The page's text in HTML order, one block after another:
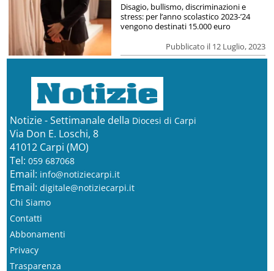
Pubblicato il 12 Luglio, 2023
Disagio, bullismo, discriminazioni e
stress: per l’anno scolastico 2023-’24
vengono destinati 15.000 euro
Notizie - Settimanale della Diocesi di Carpi
Via Don E. Loschi, 8
41012 Carpi (MO)
Tel: 059 687068
Email: info@notiziecarpi.it
Email: digitale@notiziecarpi.it
Chi Siamo
Contatti
Abbonamenti
Privacy
Trasparenza